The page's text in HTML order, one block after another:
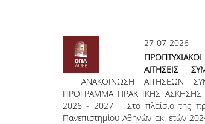
27-07-2026
ΑΙΤΗΣΕΙΣ
ΤΡΙΩΝ ΣΤΟ
ΑΣΚΗΣΗΣ
ΕΤΟΥΣ 2026 -
ΑΝΑΚΟΙΝΩΣΗ ΑΙΤΗΣΕΩΝ
ΠΡΟΓΡΑΜΜΑ ΠΡΑΚΤΙΚΗΣ
2026 - 2027 Στο πλαίσιο της
Πανεπιστημίου Αθηνών ακ. ετών
Σελίδες